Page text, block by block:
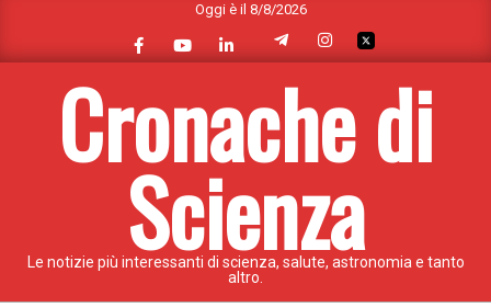
content
Oggi è il 8/8/2026
Cronache di
Scienza
Le notizie più interessanti di scienza, salute, astronomia e tanto
altro.